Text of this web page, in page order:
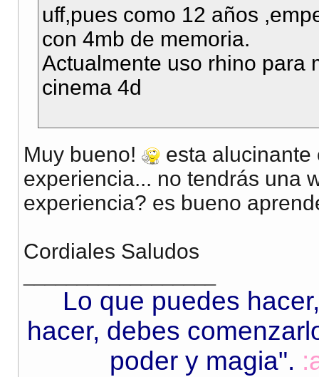
uff,pues como 12 años
con 4mb de memoria.
Actualmente uso rhino para
cinema 4d
Muy bueno!
esta alucinante
experiencia... no tendrás una
experiencia? es bueno
Cordiales Saludos
Lo que puedes
hacer, debes
poder y magia".